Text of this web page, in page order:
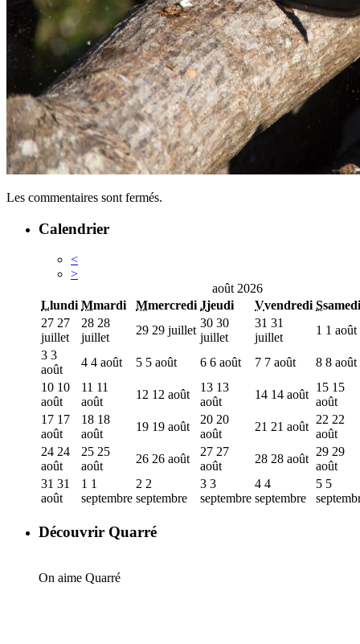
Les commentaires sont fermés.
Calendrier
<
>
août 2026
Llundi Mmardi Mmercredi Jjeudi Vvendredi Ssamedi
27 27
juillet
28 28
juillet
29 29 juillet
30 30
juillet
31 31
juillet
1 1 août
3 3
août
4 4 août 5 5 août 6 6 août 7 7 août 8 8 août
10 10
août
11 11
août
12 12 août
13 13
août
14 14 août
15 15
août
17 17
août
18 18
août
19 19 août
20 20
août
21 21 août
22 22
août
24 24
août
25 25
août
26 26 août
27 27
août
28 28 août
29 29
août
31 31
août
1 1
septembre
2 2
septembre
3 3
septembre
4 4
septembre
5 5
Découvrir Quarré
On aime Quarré